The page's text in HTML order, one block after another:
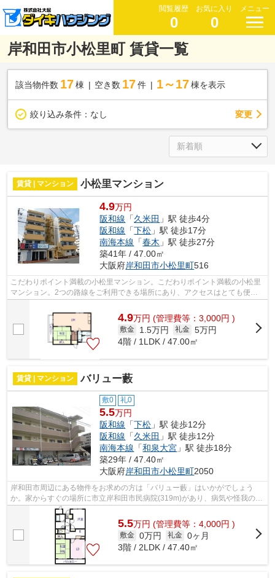
閲覧履歴
0
お気に入り
0
メニュー
岸和田市小松里町 賃貸一覧
該当物件数 17棟 空き数 17 件 1～17 棟を表示
絞り込み条件： なし 変更
賃貸 | マンション 小松里マンション
4.9万円
阪和線 「久米田 」駅 徒歩4分
阪和線 「下松 」駅 徒歩17分
南海本線 「春木 」駅 徒歩27分
築41年 / 47.00㎡
大阪府岸和田市小松里町516
こだわりポイント満載の小松里マンション。こだわりポイント満載の小松里
マンション。2つの路線をご利用できる場所にあり、アクセスはとても便利
4.9万円 (管理費等：3,000円 )
敷金 1.5万円 礼金 5万円
4階 / 1LDK / 47.00㎡
賃貸 | マンション バリュー藪
敷0 礼0
5.5万円
阪和線 「下松 」駅 徒歩12分
阪和線 「久米田 」駅 徒歩12分
南海本線 「和泉大宮 」駅 徒歩18分
築29年 / 47.40㎡
大阪府岸和田市小松里町2050
岸和田市周辺にある物件をお求めの方は「バリュー藪」はいかがでしょう
か。家からすぐの場所に市立岸和田市民病院(319m)があり、病気や怪我の時
でも安心ですね。プライバシーをしっか...
5.5万円 (管理費等：4,000円 )
敷金 0万円 礼金 0ヶ月
3階 / 2LDK / 47.40㎡